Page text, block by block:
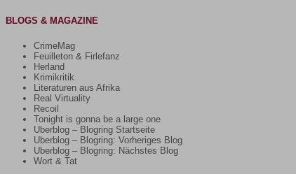
BLOGS & MAGAZINE
CrimeMag
Feuilleton & Firlefanz
Herland
Krimikritik
Literaturen aus Afrika
Real Virtuality
Recoil
Tonight is gonna be a large one
Uberblog – Blogring Startseite
Uberblog – Blogring: Vorheriges Blog
Uberblog – Blogring: Nächstes Blog
Wort & Tat